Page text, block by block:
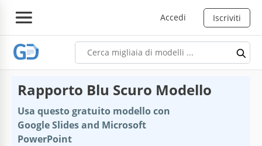
Accedi Iscriviti
Rapporto Blu Scuro Modello
Usa questo gratuito modello con
Google Slides and Microsoft
PowerPoint